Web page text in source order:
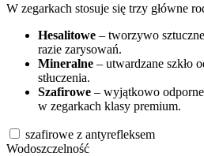
W zegarkach stosuje się trzy główne
Hesalitowe – tworzywo
razie zarysowań.
Mineralne – utwardzane szkło
stłuczenia.
Szafirowe – wyjątkowo
w zegarkach klasy premium.
szafirowe z antyrefleksem
Wodoszczelność